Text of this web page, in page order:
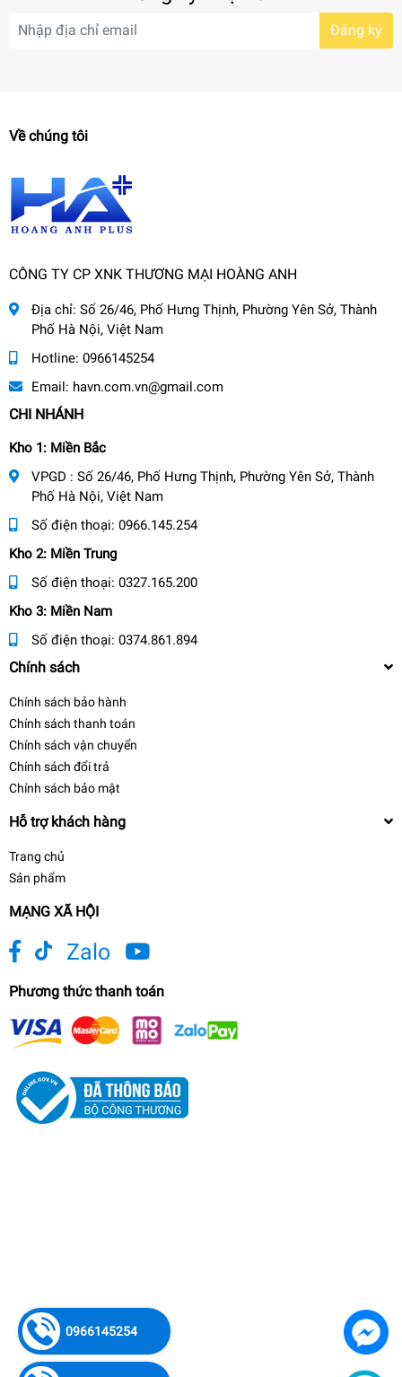
Đăng ký
Về chúng tôi
CÔNG TY CP XNK THƯƠNG MẠI HOÀNG ANH
Địa chỉ: Số 26/46, Phố Hưng Thịnh, Phường Yên Sở, Thành
Phố Hà Nội, Việt Nam
Hotline: 0966145254
Email: havn.com.vn@gmail.com
CHI NHÁNH
Kho 1: Miền Bắc
VPGD : Số 26/46, Phố Hưng Thịnh, Phường Yên Sở, Thành
Phố Hà Nội, Việt Nam
Số điện thoại: 0966.145.254
Kho 2: Miền Trung
Số điện thoại: 0327.165.200
Kho 3: Miền Nam
Số điện thoại: 0374.861.894
Chính sách
Chính sách bảo hành
Chính sách thanh toán
Chính sách vận chuyển
Chính sách đổi trả
Chính sách bảo mật
Hỗ trợ khách hàng
Trang chủ
Sản phẩm
MẠNG XÃ HỘI
Zalo
Phương thức thanh toán
0966145254
Máy Hàn Oshima IGBT-SM-250
2.480.000₫
undefined